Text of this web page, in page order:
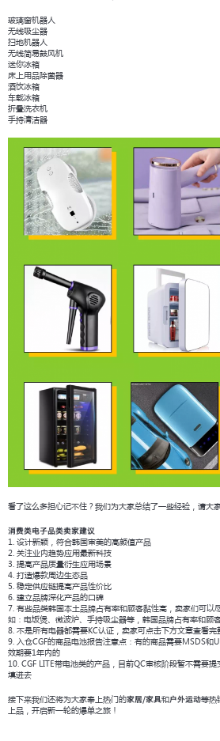
玻璃窗机器人
无线吸尘器
扫地机器人
无线简易鼓风机
迷你冰箱
床上用品除菌器
酒饮冰箱
车载冰箱
折叠洗衣机
手持清洁器
看了这么多担心记不住？我们为大家总结了一些经验，请大
消费类电子品类卖家建议
1. 设计新颖，符合韩国审美的高颜值产品
2. 关注业内趋势应用最新科技
3. 提高产品质量衍生应用场景
4. 打造爆款周边生态品
5. 稳定供应链提高产品性价比
6. 建立品牌深化产品的口碑
7. 有些品类韩国本土品牌占有率和顾客黏性高，卖家们可以
如：电饭煲、微波炉、手持吸尘器等，韩国品牌占有率和顾
8. 不是所有电器都需要KC认证，卖家可点击下方文章查看完
9. 入仓CGF的商品电池报告注意点：有的商品需要MSDS和
效期要1年内的
10. CGF LITE带电池类的产品，目前QC审核阶段暂不需要
填进去
接下来我们还将为大家奉上热门的家居/家具和户外运动等热
上品，开启新一轮的爆单之旅！